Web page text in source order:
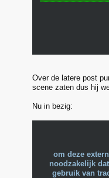
Over de latere post
scene zaten dus hij
Nu in bezig:
om deze
noodzakelijk
gebruik van